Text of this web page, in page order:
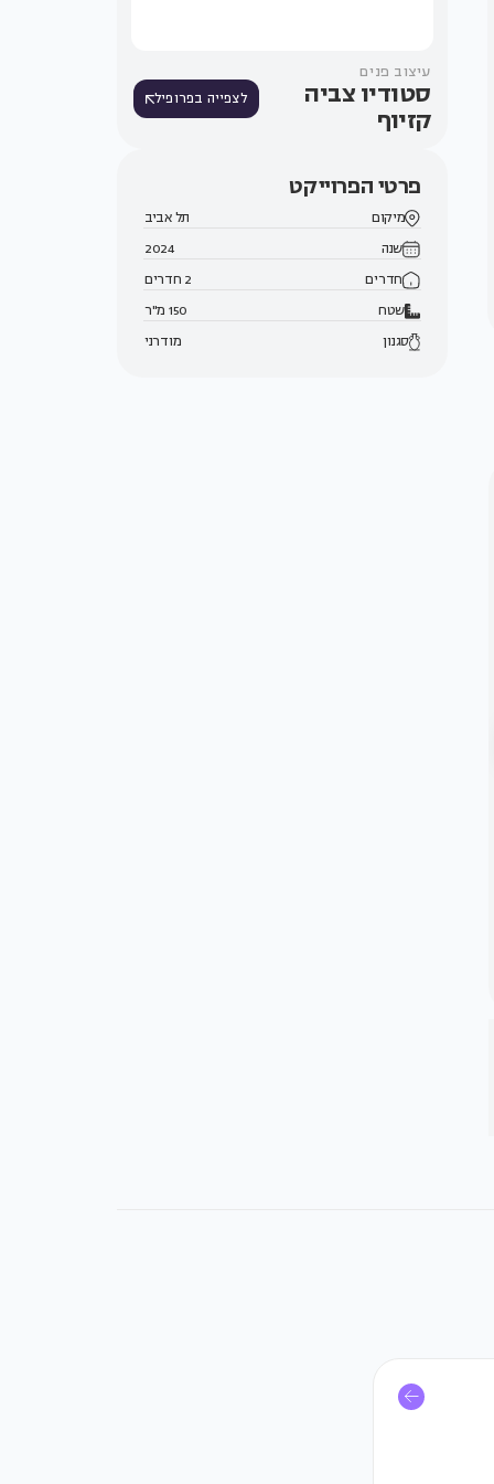
עיצוב פנים
סטודיו צביה
קזיוף
לצפייה בפרופיל
פרטי הפרוייקט
מיקום
תל אביב
שנה
2024
חדרים
2 חדרים
שטח
150 מ"ר
סגנון
מודרני